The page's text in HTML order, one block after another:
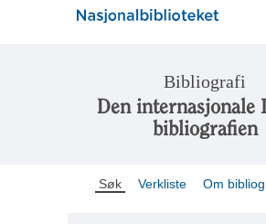
Bibliografi
Den internasjonale
bibliografien
Søk Verkliste Om